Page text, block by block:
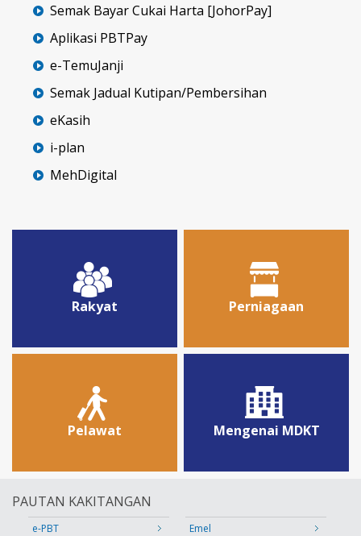
Semak Bayar Cukai Harta [JohorPay]
Aplikasi PBTPay
e-TemuJanji
Semak Jadual Kutipan/Pembersihan
eKasih
i-plan
MehDigital
Rakyat Perniagaan
Pelawat Mengenai MDKT
PAUTAN KAKITANGAN
e-PBT
Emel